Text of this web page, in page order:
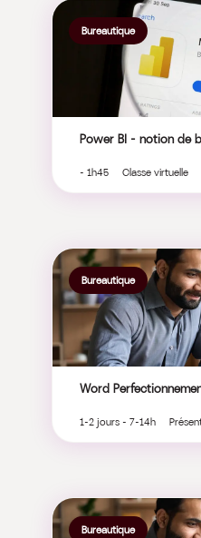
Bureautique
Power BI – notion de
- 1h45 Classe virtuelle
Bureautique
Word
1-2 jours - 7-14h
Bureautique